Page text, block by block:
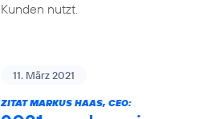
Kunden nutzt.
11. März 2021
ZITAT MARKUS HAAS, CEO: